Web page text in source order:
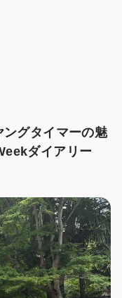
グタイマーの魅
ダイアリー